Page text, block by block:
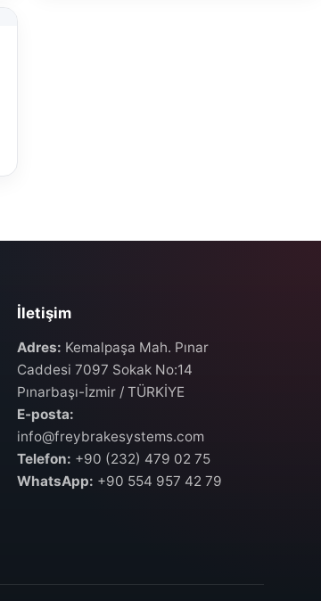
İletişim
Adres: Kemalpaşa Mah. Pınar
Caddesi 7097 Sokak No:14
Pınarbaşı-İzmir / TÜRKİYE
E-posta:
info@freybrakesystems.com
Telefon: +90 (232) 479 02 75
WhatsApp: +90 554 957 42 79